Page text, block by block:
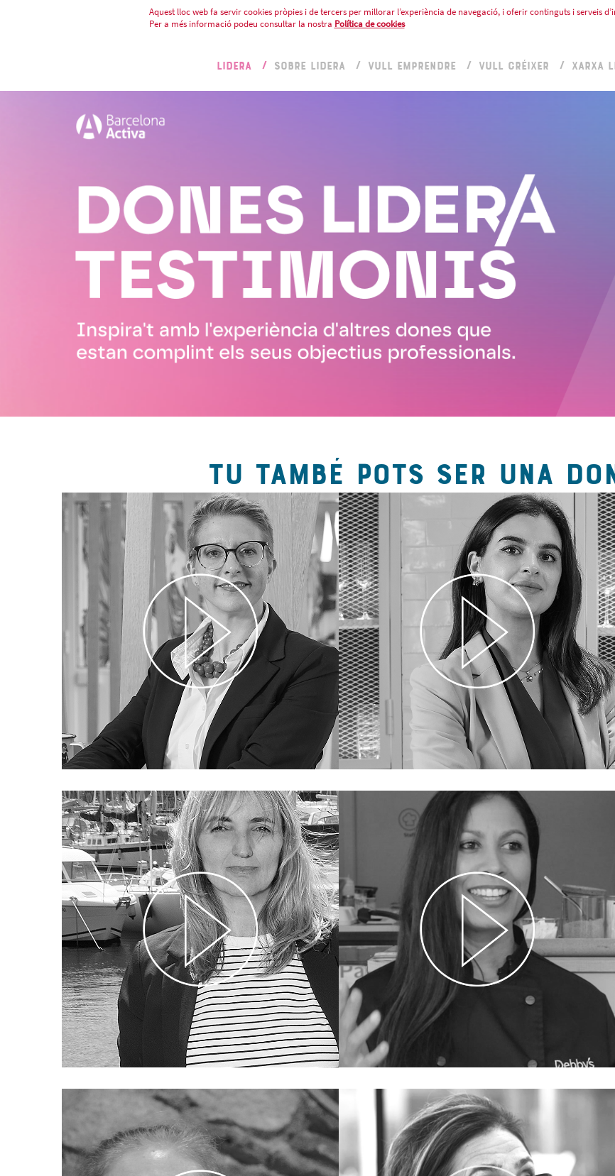
Aquest lloc web fa servir cookies pròpies i de tercers per millorar l’experiència de navegació, i oferir continguts i serveis
Per a més informació podeu consultar la nostra Política de cookies
LIDERA SOBRE LIDERA VULL EMPRENDRE VULL CRÉIXER XARXA
TU TAMBÉ POTS SER UNA